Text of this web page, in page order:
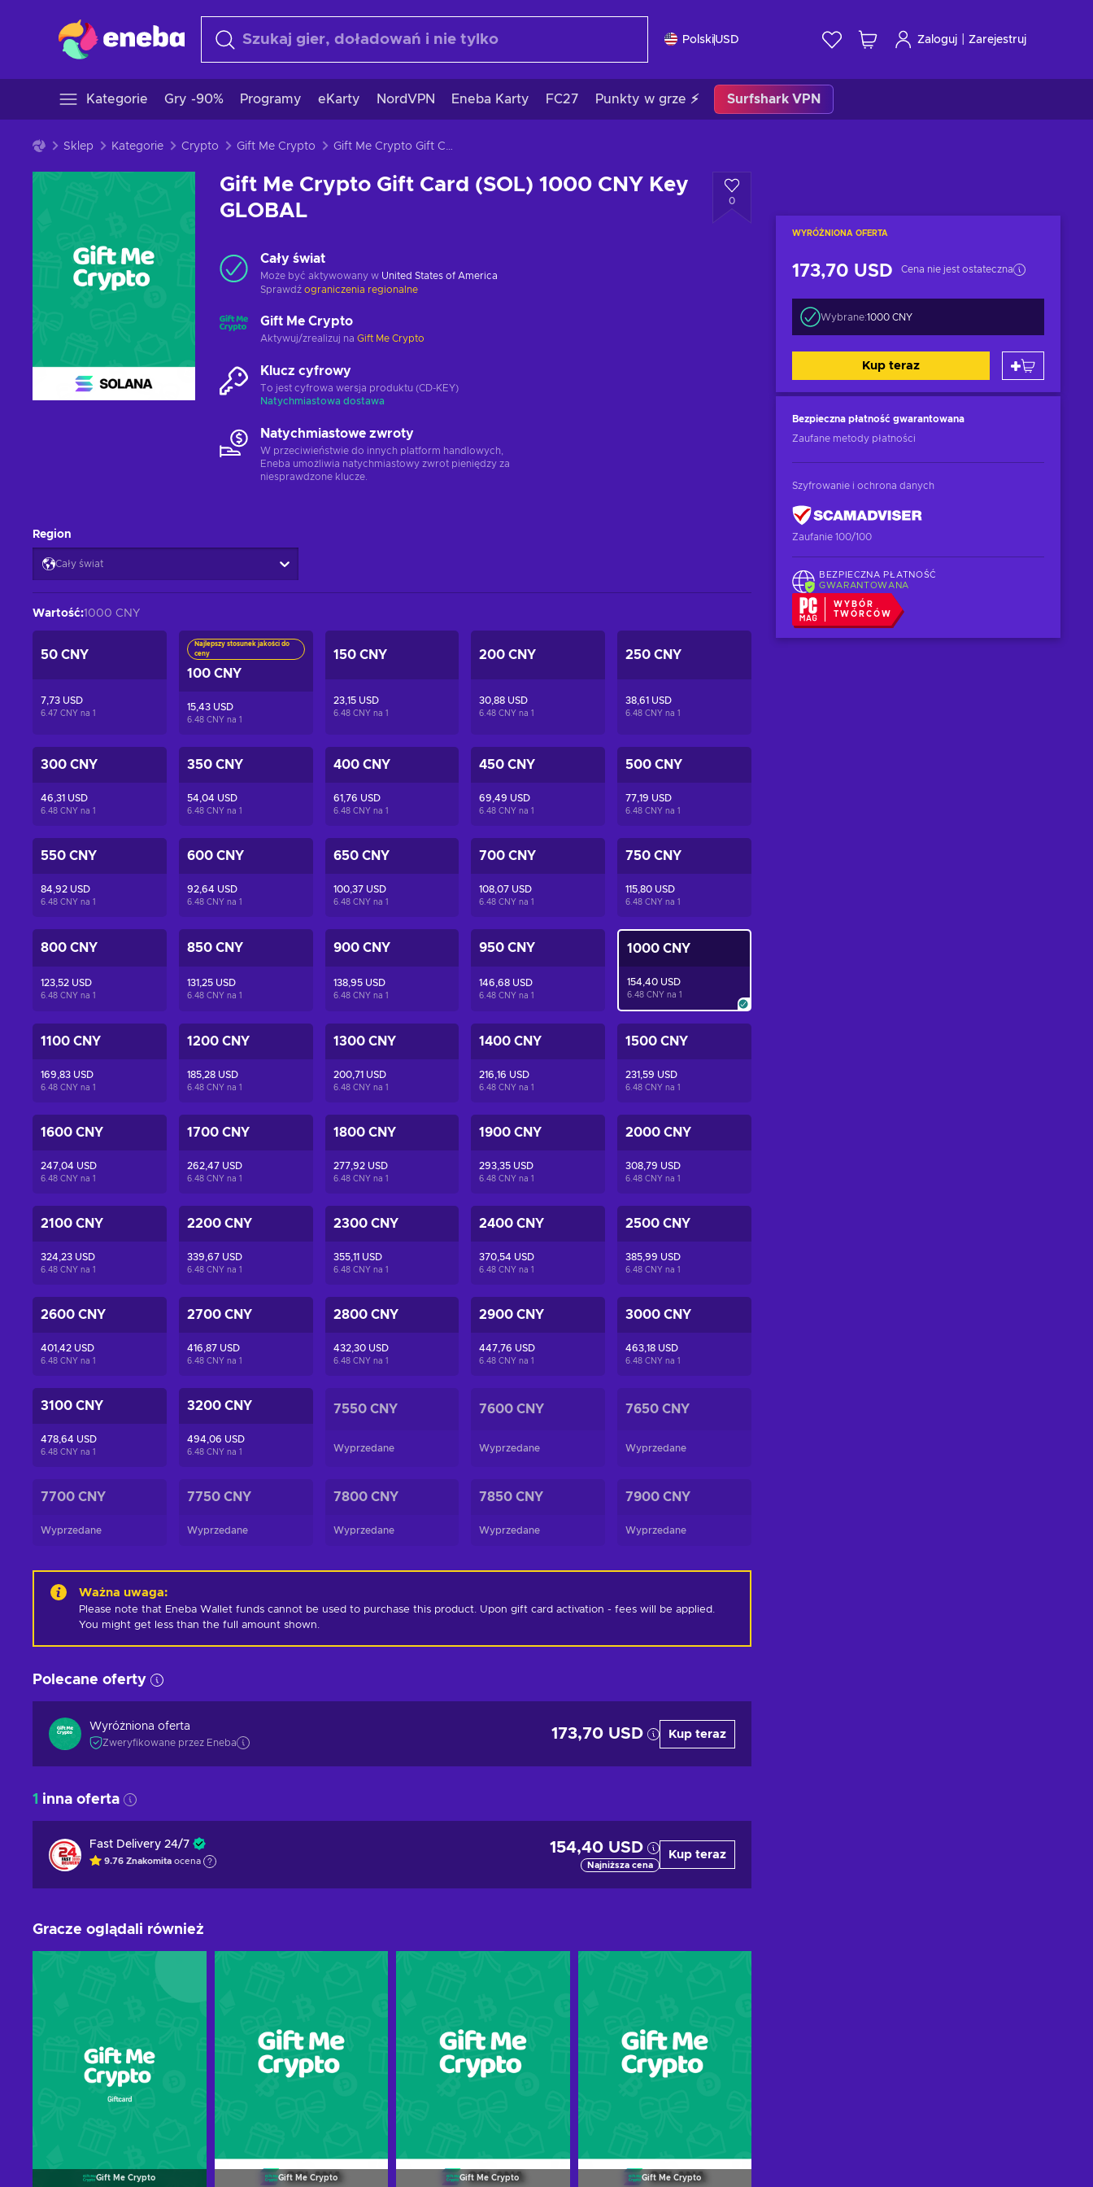
PolskiUSD Zaloguj Zarejestruj
Kategorie Gry -90% Programy eKarty NordVPN Eneba Karty FC27 Punkty w grze ⚡ Surfshark VPN
Sklep Kategorie Crypto Gift Me Crypto Gift Me Crypto Gift Card (SOL) 1000 CNY Key GLOBAL
Gift Me Crypto Gift Card (SOL) 1000 CNY Key
GLOBAL
0
WYRÓŻNIONA OFERTA
173,70 USD Cena nie jest ostateczna
Wybrane:1000 CNY
Kup teraz
Bezpieczna płatność gwarantowana
Zaufane metody płatności
Szyfrowanie i ochrona danych
Zaufanie 100/100
BEZPIECZNA PŁATNOŚĆ
GWARANTOWANA
WYBÓR
TWÓRCÓW
Cały świat
Może być aktywowany w United States of America
Sprawdź ograniczenia regionalne
Gift Me Crypto
Aktywuj/zrealizuj na Gift Me Crypto
Klucz cyfrowy
To jest cyfrowa wersja produktu (CD-KEY)
Natychmiastowa dostawa
Natychmiastowe zwroty
W przeciwieństwie do innych platform handlowych,
Eneba umożliwia natychmiastowy zwrot pieniędzy za
niesprawdzone klucze.
Region
Cały świat
Wartość:1000 CNY
50 CNY
7,73 USD
6.47 CNY na 1
Najlepszy stosunek jakości do
ceny
100 CNY
15,43 USD
6.48 CNY na 1
150 CNY
23,15 USD
6.48 CNY na 1
200 CNY
30,88 USD
6.48 CNY na1
250 CNY
38,61 USD
6.48 CNY na1
300 CNY
46,31 USD
6.48 CNY na 1
350 CNY
54,04 USD
6.48 CNY na 1
400 CNY
61,76 USD
6.48 CNY na 1
450 CNY
69,49 USD
6.48 CNY na1
500 CNY
77,19 USD
6.48 CNY na1
550 CNY
84,92 USD
6.48 CNY na 1
600 CNY
92,64 USD
6.48 CNY na 1
650 CNY
100,37 USD
6.48 CNY na 1
700 CNY
108,07 USD
6.48 CNY na1
750 CNY
115,80 USD
6.48 CNY na1
800 CNY
123,52 USD
6.48 CNY na 1
850 CNY
131,25 USD
6.48 CNY na 1
900 CNY
138,95 USD
6.48 CNY na 1
950 CNY
146,68 USD
6.48 CNY na1
1000 CNY
154,40 USD
6.48 CNY na1
1100 CNY
169,83 USD
6.48 CNY na 1
1200 CNY
185,28 USD
6.48 CNY na 1
1300 CNY
200,71 USD
6.48 CNY na 1
1400 CNY
216,16 USD
6.48 CNY na1
1500 CNY
231,59 USD
6.48 CNY na1
1600 CNY
247,04 USD
6.48 CNY na 1
1700 CNY
262,47 USD
6.48 CNY na 1
1800 CNY
277,92 USD
6.48 CNY na 1
1900 CNY
293,35 USD
6.48 CNY na1
2000 CNY
308,79 USD
6.48 CNY na1
2100 CNY
324,23 USD
6.48 CNY na 1
2200 CNY
339,67 USD
6.48 CNY na 1
2300 CNY
355,11 USD
6.48 CNY na 1
2400 CNY
370,54 USD
6.48 CNY na1
2500 CNY
385,99 USD
6.48 CNY na1
2600 CNY
401,42 USD
6.48 CNY na 1
2700 CNY
416,87 USD
6.48 CNY na 1
2800 CNY
432,30 USD
6.48 CNY na 1
2900 CNY
447,76 USD
6.48 CNY na1
3000 CNY
463,18 USD
6.48 CNY na1
3100 CNY
478,64 USD
6.48 CNY na 1
3200 CNY
494,06 USD
6.48 CNY na 1
7550 CNY
Wyprzedane
7600 CNY
Wyprzedane
7650 CNY
Wyprzedane
7700 CNY
Wyprzedane
7750 CNY
Wyprzedane
7800 CNY
Wyprzedane
7850 CNY
Wyprzedane
7900 CNY
Wyprzedane
Ważna uwaga:
Please note that Eneba Wallet funds cannot be used to purchase this product. Upon gift card activation - fees will be applied.
You might get less than the full amount shown.
Polecane oferty
Wyróżniona oferta
Zweryfikowane przez Eneba
173,70 USD Kup teraz
1 inna oferta
Fast Delivery 24/7
9.76 Znakomita ocena
154,40 USD
Najniższa cena
Kup teraz
Gracze oglądali również
Gift Me Crypto Gift Me Crypto Gift Me Crypto Gift Me Crypto